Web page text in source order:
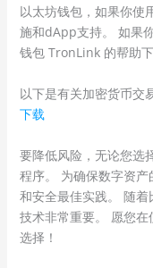
以太坊钱包，如果你使
施和dApp支持。 如果
钱包 TronLink 的帮助
以下是有关加密货币交
下载
要降低风险，无论您选
程序。 为确保数字资
和安全最佳实践。 随
技术非常重要。 愿您
选择！